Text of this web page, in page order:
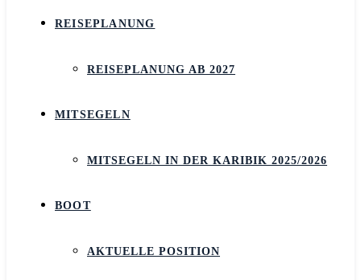
REISEPLANUNG
REISEPLANUNG AB 2027
MITSEGELN
MITSEGELN IN DER KARIBIK 2025/2026
BOOT
AKTUELLE POSITION